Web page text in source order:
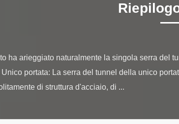
ha arieggiato naturalmente la singola serra del
portata: La serra del tunnel della unico